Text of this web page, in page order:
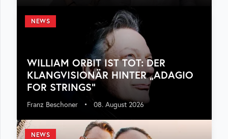
NEWS
WILLIAM ORBIT IST TOT: DER
KLANGVISIONÄR HINTER „ADAGIO
FOR STRINGS“
Franz Beschoner • 08. August 2026
NEWS